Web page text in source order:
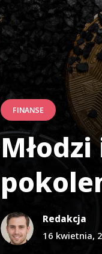
FINANSE
Redakcja
16 kwietnia,